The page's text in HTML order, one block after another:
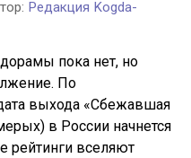
Редакция Kogda-
пока нет, но
По
выхода «Сбежавшая
в России начнется
рейтинги вселяют